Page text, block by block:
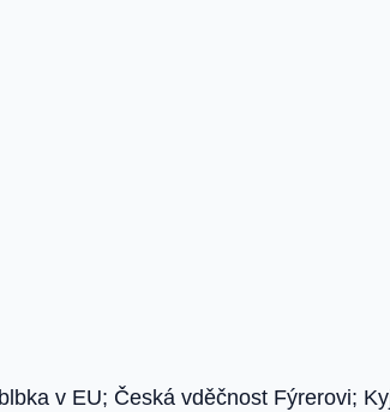
v EU; Česká vděčnost Fýrerovi;